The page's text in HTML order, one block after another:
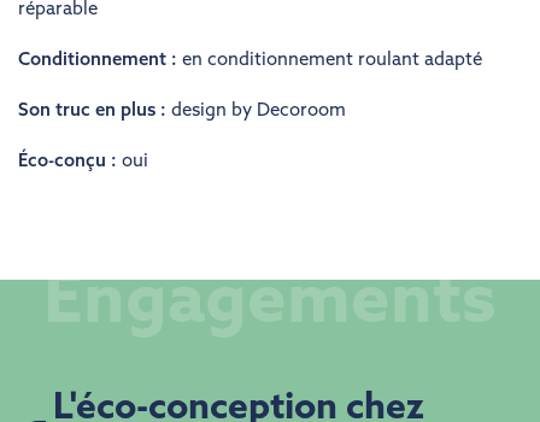
réparable
Conditionnement : en conditionnement roulant adapté
Son truc en plus : design by Decoroom
Éco-conçu : oui
​​L'éco-conception chez